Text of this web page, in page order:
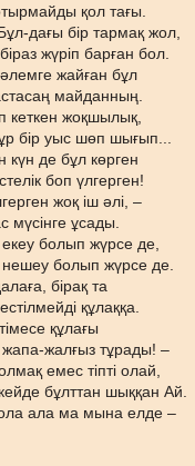
қол тағы.
дағы бір тармақ жол,
жүріп барған бол.
жайған бұл
майданның.
кеткен жоқшылық,
бір уыс шөп шығып...
күн де бұл көрген
боп үлгерген!
жоқ іш әлі, –
мүсінге ұсады.
болып жүрсе де,
болып жүрсе де.
бірақ та
құлаққа.
құлағы
жалғыз тұрады! –
емес тіпті олай,
бұлттан шыққан Ай.
ала ма мына елде –